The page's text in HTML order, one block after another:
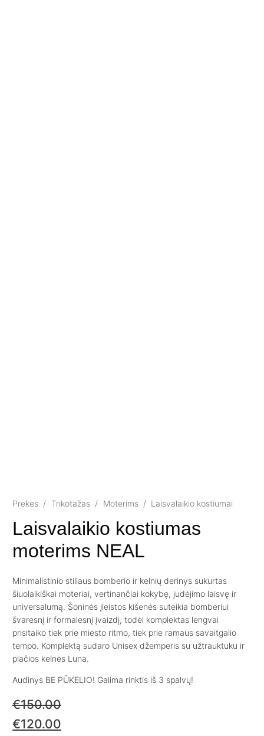
Prekes / Trikotažas / Moterims / Laisvalaikio kostiumai
Laisvalaikio kostiumas
moterims NEAL
Minimalistinio stiliaus bomberio ir kelnių derinys sukurtas
šiuolaikiškai moteriai, vertinančiai kokybę, judėjimo laisvę ir
universalumą. Šoninės įleistos kišenės suteikia bomberiui
švaresnį ir formalesnį įvaizdį, todėl komplektas lengvai
prisitaiko tiek prie miesto ritmo, tiek prie ramaus savaitgalio
tempo. Komplektą sudaro Unisex džemperis su užtrauktuku ir
plačios kelnės Luna.
Audinys BE PŪKELIO! Galima rinktis iš 3 spalvų!
€150.00
€120.00